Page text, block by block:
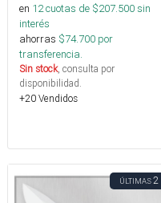
en 12cuotas de $207.500sin
interés
ahorras $74.700 por
transferencia.
Sin stock, consulta por
disponibilidad.
+20 Vendidos
ÚLTIMAS2